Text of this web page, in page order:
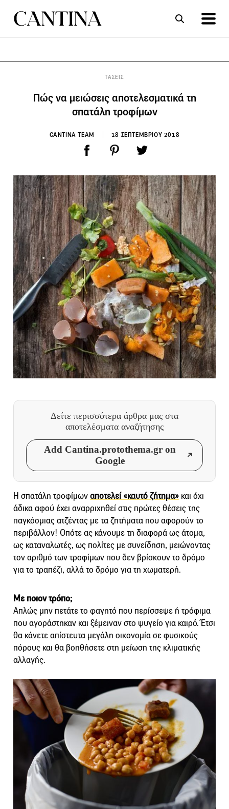
ΤΑΣΕΙΣ
Πώς να μειώσεις αποτελεσματικά τη
σπατάλη τροφίμων
CANTINA TEAM 18 ΣΕΠΤΕΜΒΡΙΟΥ 2018
Δείτε περισσότερα άρθρα μας στα
αποτελέσματα αναζήτησης
Add Cantina.protothema.gr on
Google
Η σπατάλη τροφίμωναποτελεί «καυτό ζήτημα» και όχι
άδικα αφού έχει αναρριχηθεί στις πρώτες θέσεις της
παγκόσμιας ατζέντας με τα ζητήματα που αφορούν το
περιβάλλον! Οπότε ας κάνουμε τη διαφορά ως άτομα,
ως καταναλωτές, ως πολίτες με συνείδηση, μειώνοντας
τον αριθμό των τροφίμων που δεν βρίσκουν το δρόμο
για το τραπέζι, αλλά το δρόμο για τη χωματερή.
Με ποιον τρόπο;
Απλώς μην πετάτε το φαγητό που περίσσεψε ή τρόφιμα
που αγοράστηκαν και ξέμειναν στο ψυγείο για καιρό. Έτσι
θα κάνετε απίστευτα μεγάλη οικονομία σε φυσικούς
πόρους και θα βοηθήσετε στη μείωση της κλιματικής
αλλαγής.